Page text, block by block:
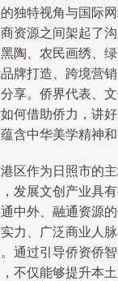
独特视角与国际
资源之间架起了
陶、农民画绣、
牌打造、跨境营
享。侨界代表、
何借助侨力，讲
含中华美学精神
区作为日照市的
发展文创产业具
中外、融通资源
力、广泛商业人
通过引导侨资侨
不仅能够提升本